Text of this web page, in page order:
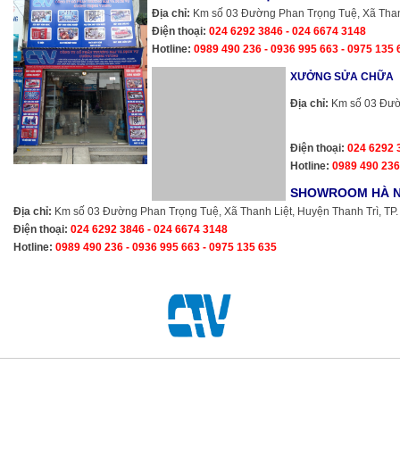
Địa chỉ: Km số 03 Đường Phan Trọng Tuệ, Xã
Điện thoại: 024 6292 3846 - 024 6674 3148
Hotline: 0989 490 236 - 0936 995 663 - 0975 135
XƯỞNG SỬA CHỮA
Địa chỉ: Km số 03
Điện thoại: 024 6292
Hotline: 0989 490
Địa chỉ:Km số 03 Đường Phan Trọng Tuệ, Xã
Điện thoại: 024 6292 3846 - 024 6674 3148
Hotline: 0989 490 236 - 0936 995 663 - 0975 135